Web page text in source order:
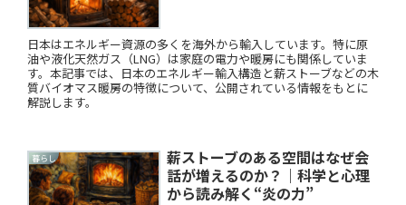
日本はエネルギー資源の多くを海外から輸入しています。特に原
油や液化天然ガス（LNG）は家庭の電力や暖房にも関係していま
す。本記事では、日本のエネルギー輸入構造と薪ストーブなどの木
質バイオマス暖房の特徴について、公開されている情報をもとに
解説します。
暮らし
薪ストーブのある空間はなぜ会
話が増えるのか？｜科学と心理
から読み解く“炎の力”